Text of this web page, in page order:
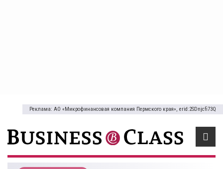
Реклама: АО «Микрофинансовая компания Пермского края», erid:2SDnjcfi73Q